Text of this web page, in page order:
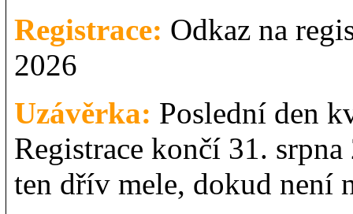
Registrace: Odkaz na
2026
Uzávěrka: Poslední den
Registrace končí 31.
ten dřív mele, dokud není